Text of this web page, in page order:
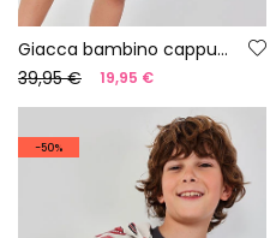
Giacca bambino cappuccio cotone blu
39,95 €
19,95 €
-50%